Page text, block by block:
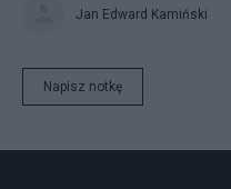
Jan Edward Kamiński
Napisz notkę